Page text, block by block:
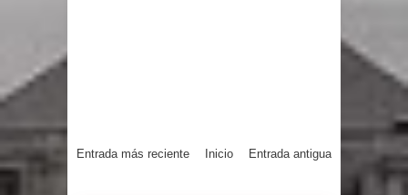
Entrada más reciente Entrada antigua
Inicio